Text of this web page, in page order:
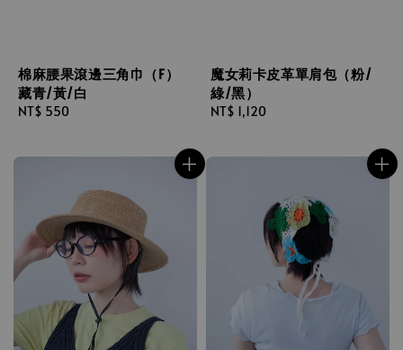
棉麻腰果滾邊三角巾（F）
藏青/黃/白
Regular
NT$ 550
魔女莉卡皮革單肩包（粉/
綠/黑）
Regular
NT$ 1,120